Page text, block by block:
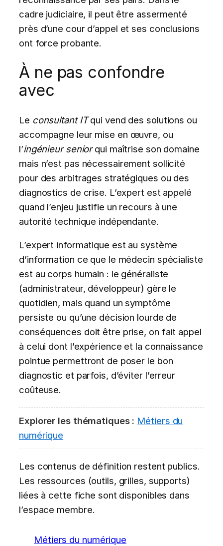
cadre judiciaire, il peut être assermenté
près d’une cour d’appel et ses conclusions
ont force probante.
À ne pas confondre
avec
Le consultant ITqui vend des solutions ou
accompagne leur mise en œuvre, ou
l’ingénieur seniorqui maîtrise son domaine
mais n’est pas nécessairement sollicité
pour des arbitrages stratégiques ou des
diagnostics de crise. L’expert est appelé
quand l’enjeu justifie un recours à une
autorité technique indépendante.
L’expert informatique est au système
d’information ce que le médecin spécialiste
est au corps humain : le généraliste
(administrateur, développeur) gère le
quotidien, mais quand un symptôme
persiste ou qu’une décision lourde de
conséquences doit être prise, on fait appel
à celui dont l’expérience et la connaissance
pointue permettront de poser le bon
diagnostic et parfois, d’éviter l’erreur
coûteuse.
Explorer les thématiques : Métiers du
numérique
Les contenus de définition restent publics.
Les ressources (outils, grilles, supports)
liées à cette fiche sont disponibles dans
l’espace membre.
Métiers du numérique